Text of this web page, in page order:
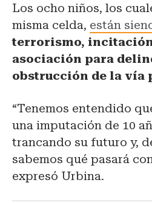
Los ocho niños, los
misma celda, están
terrorismo,
asociación para
obstrucción de la vía
“Tenemos entendido
una imputación de 10
trancando su futuro y,
sabemos qué pasará
expresó Urbina.